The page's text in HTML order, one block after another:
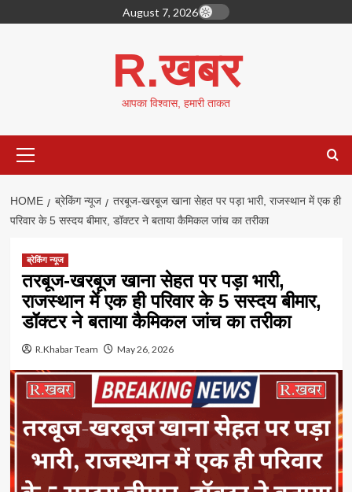
to
August 7, 2026
R.खबर
आपका विश्वास, हमारी ताकत
Menu
HOME ब्रेकिंग न्यूज
तरबूज-खरबूज खाना सेहत पर पड़ा भारी, राजस्थान में एक ही
परिवार के 5 सस्दय बीमार, डॉक्टर ने बताया कैमिकल जांच का तरीका
ब्रेकिंग न्यूज
तरबूज-खरबूज खाना सेहत पर पड़ा भारी,
राजस्थान में एक ही परिवार के 5 सस्दय बीमार,
डॉक्टर ने बताया कैमिकल जांच का तरीका
R.Khabar Team May 26, 2026